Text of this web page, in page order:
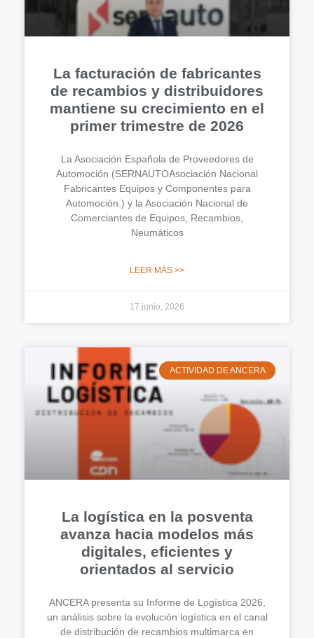
La facturación de fabricantes
de recambios y distribuidores
mantiene su crecimiento en el
primer trimestre de 2026
La Asociación Española de Proveedores de
Automoción (SERNAUTOAsociación Nacional
Fabricantes Equipos y Componentes para
Automoción.) y la Asociación Nacional de
Comerciantes de Equipos, Recambios,
Neumáticos
LEER MÁS >>
17 junio, 2026
ACTIVIDAD DE ANCERA
La logística en la posventa
avanza hacia modelos más
digitales, eficientes y
orientados al servicio
ANCERA presenta su Informe de Logística 2026,
un análisis sobre la evolución logística en el canal
de distribución de recambios multimarca en